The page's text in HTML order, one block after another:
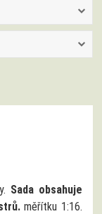
Sada obsahuje
měřítku 1:16.